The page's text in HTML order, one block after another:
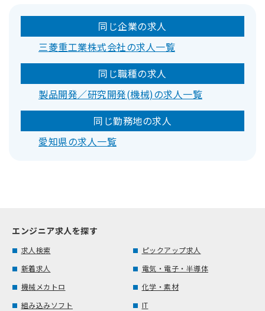
同じ企業の求人
三菱重工業株式会社の求人一覧
同じ職種の求人
製品開発／研究開発(機械)の求人一覧
同じ勤務地の求人
愛知県の求人一覧
エンジニア求人を探す
求人検索
ピックアップ求人
新着求人
電気・電子・半導体
機械メカトロ
化学・素材
組み込みソフト
IT